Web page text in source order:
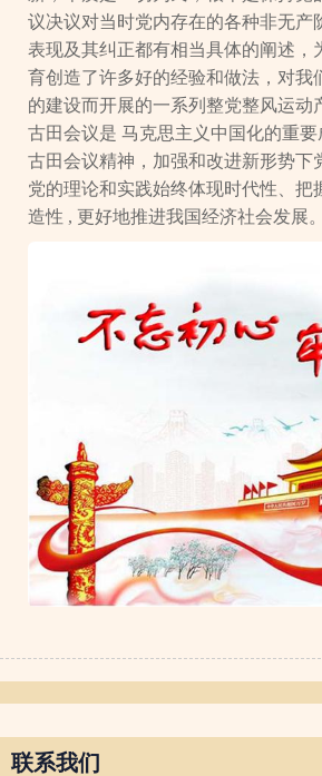
议决议对当时党内存在的各种非无产
表现及其纠正都有相当具体的阐述，
育创造了许多好的经验和做法，对我
的建设而开展的一系列整党整风运动
古田会议是 马克思主义中国化的重
古田会议精神，加强和改进新形势下
党的理论和实践始终体现时代性、把
造性 , 更好地推进我国经济社会发展。
联系我们